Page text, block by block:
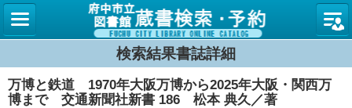
図書館
検索結果書誌詳細
万博と鉄道 1970年大阪万博から2025年大阪・関西万
博まで 交通新聞社新書 186 松本 典久／著